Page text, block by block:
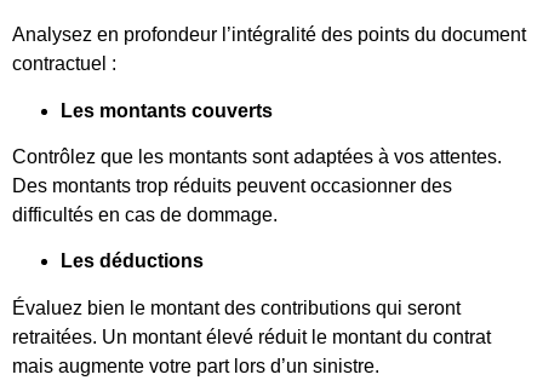
Analysez en profondeur l’intégralité des points du document
contractuel :
Les montants couverts
Contrôlez que les montants sont adaptées à vos attentes.
Des montants trop réduits peuvent occasionner des
difficultés en cas de dommage.
Les déductions
Évaluez bien le montant des contributions qui seront
retraitées. Un montant élevé réduit le montant du contrat
mais augmente votre part lors d’un sinistre.